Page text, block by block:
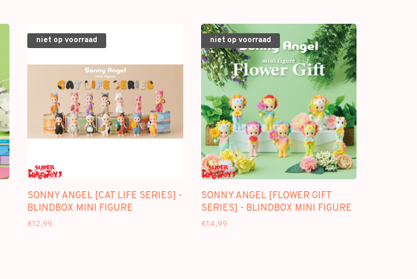
niet op voorraad
SONNY ANGEL [CAT LIFE SERIES] -
BLINDBOX MINI FIGURE
€12,99
niet op voorraad
SONNY ANGEL [FLOWER GIFT
SERIES] - BLINDBOX MINI FIGURE
€14,99